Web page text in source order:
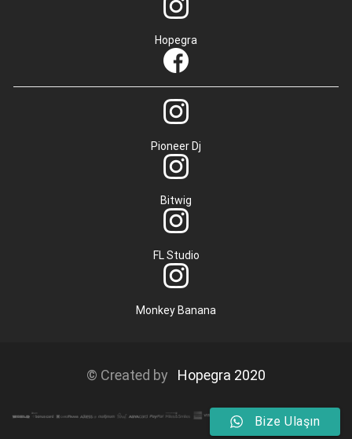
Hopegra
Pioneer Dj
Bitwig
FL Studio
Monkey Banana
© Created by Hopegra 2020
Bize Ulaşın